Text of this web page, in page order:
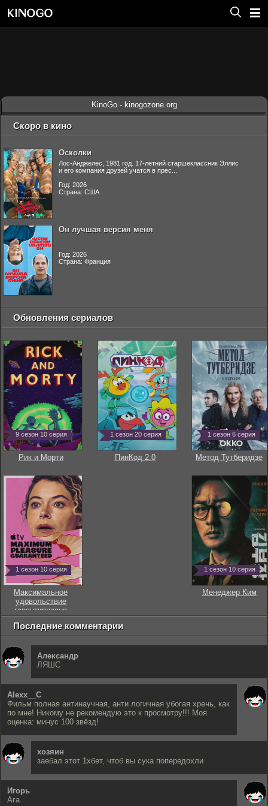
KinoGo - kinogozone.org
Скоро в кино
Осколки
Лос-Анджелес, 1981 год. 17-летний старшеклассник Эллис
и его компания друзей учатся в прес...
Год: 2026
Страна: США
Он лучшая версия меня
Год: 2026
Страна: Франция
Обновления сериалов
9 сезон 10 серия
Рик и Морти
1 сезон 20 серия
ПинКод 2.0
1 сезон 6 серия
Метод Тутберидзе
1 сезон 10 серия
Максимальное
удовольствие
гарантировано
1 сезон 10 серия
Менеджер Ким
Последние комментарии
Александр
ЛЯШС
Alexx__C
Фильм полная антинаучная, анти логичная убогая хрень, как
по мне! Никому не рекомендую это к просмотру!!! Моя
оценка: минус 100 звёзд!
хозяин
заебал этот 1хбет, чтоб вы сука попередохли
Игорь
Ага